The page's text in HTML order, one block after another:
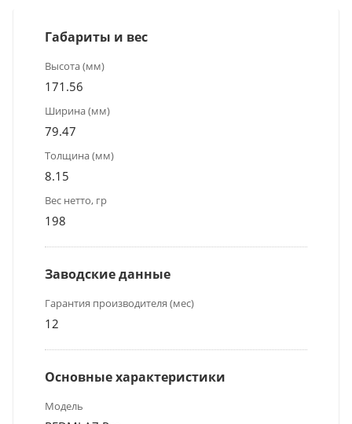
Габариты и вес
Высота (мм)
171.56
Ширина (мм)
79.47
Толщина (мм)
8.15
Вес нетто, гр
198
Заводские данные
Гарантия производителя (мес)
12
Основные характеристики
Модель